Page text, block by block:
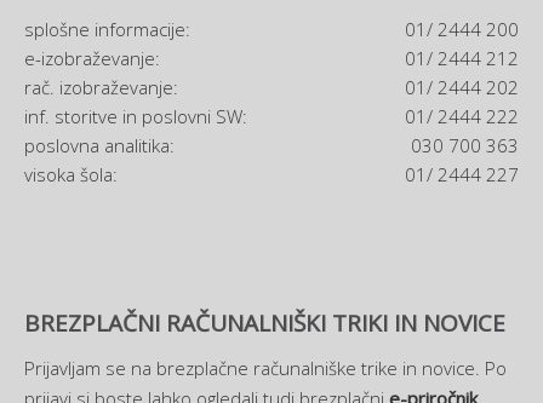
splošne informacije:
01/ 2444 200
e-izobraževanje:
01/ 2444 212
rač. izobraževanje:
01/ 2444 202
inf. storitve in poslovni SW:
01/ 2444 222
poslovna analitika:
030 700 363
visoka šola:
01/ 2444 227
BREZPLAČNI RAČUNALNIŠKI TRIKI IN NOVICE
Prijavljam se na brezplačne računalniške trike in novice. Po